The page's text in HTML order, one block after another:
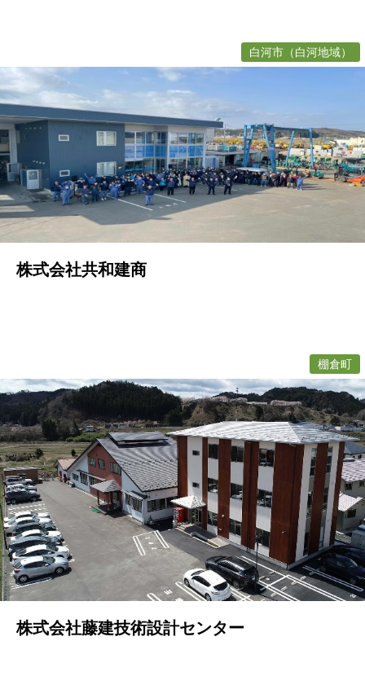
白河市（白河地域）
株式会社共和建商
棚倉町
株式会社藤建技術設計センター